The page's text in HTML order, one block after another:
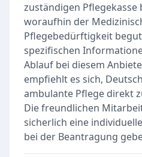
zuständigen Pflegekasse
woraufhin der
Pflegebedürftigkeit
spezifischen
Ablauf bei diesem
empfiehlt es sich,
ambulante Pflege direkt
Die freundlichen
sicherlich eine
bei der Beantragung